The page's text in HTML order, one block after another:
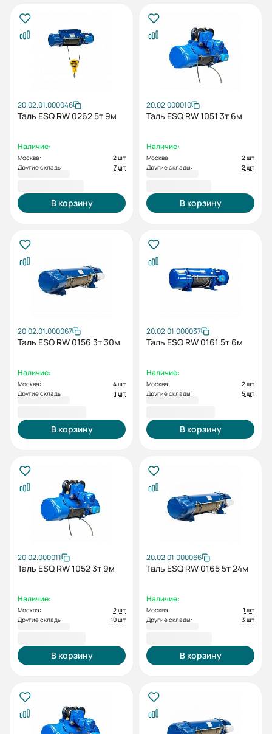
20.02.01.000046
Таль ESQ RW 0262 5т 9м
Наличие:
Москва:
2 шт
Другие склады:
7 шт
В корзину
20.02.000010
Таль ESQ RW 1051 3т 6м
Наличие:
Москва:
2 шт
Другие склады:
2 шт
В корзину
20.02.01.000067
Таль ESQ RW 0156 3т 30м
Наличие:
Москва:
4 шт
Другие склады:
1 шт
В корзину
20.02.01.000037
Таль ESQ RW 0161 5т 6м
Наличие:
Москва:
2 шт
Другие склады:
5 шт
В корзину
20.02.000011
Таль ESQ RW 1052 3т 9м
Наличие:
Москва:
2 шт
Другие склады:
10 шт
В корзину
20.02.01.000066
Таль ESQ RW 0165 5т 24м
Наличие:
Москва:
1 шт
Другие склады:
3 шт
В корзину